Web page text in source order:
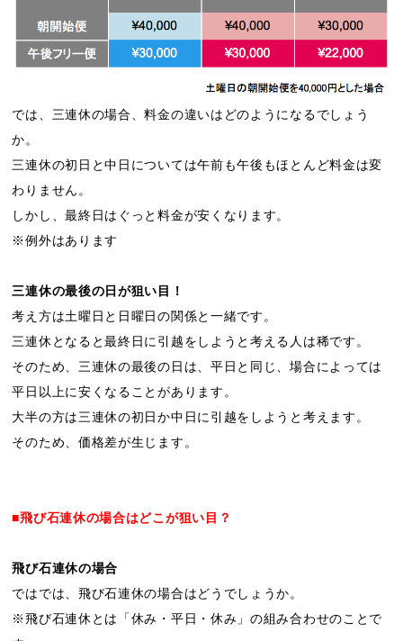
では、三連休の場合、料金の違いはどのようになるでしょう
か。
三連休の初日と中日については午前も午後もほとんど料金は変
わりません。
しかし、最終日はぐっと料金が安くなります。
※例外はあります
三連休の最後の日が狙い目！
考え方は土曜日と日曜日の関係と一緒です。
三連休となると最終日に引越をしようと考える人は稀です。
そのため、三連休の最後の日は、平日と同じ、場合によっては
平日以上に安くなることがあります。
大半の方は三連休の初日か中日に引越をしようと考えます。
そのため、価格差が生じます。
■飛び石連休の場合はどこが狙い目？
飛び石連休の場合
ではでは、飛び石連休の場合はどうでしょうか。
※飛び石連休とは「休み・平日・休み」の組み合わせのことで